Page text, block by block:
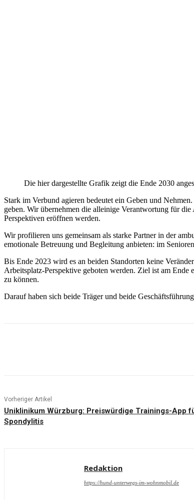
Die hier dargestellte Grafik zeigt die Ende 2030
Stark im Verbund agieren bedeutet ein Geben und
geben. Wir übernehmen die alleinige Verantwortung für
Perspektiven eröffnen werden.
Wir profilieren uns gemeinsam als starke Partner in der
emotionale Betreuung und Begleitung anbieten: im
Bis Ende 2023 wird es an beiden Standorten keine
Arbeitsplatz-Perspektive geboten werden. Ziel ist am
zu können.
Darauf haben sich beide Träger und beide
Vorheriger Artikel
Uniklinikum Würzburg: Preiswürdige Trainings-App
Spondylitis
Redaktion
https://hund-unterwegs-im-wohnmobil.de